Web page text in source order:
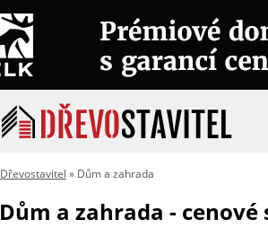
Dřevostavitel » Dům a zahrada
Dům a zahrada -